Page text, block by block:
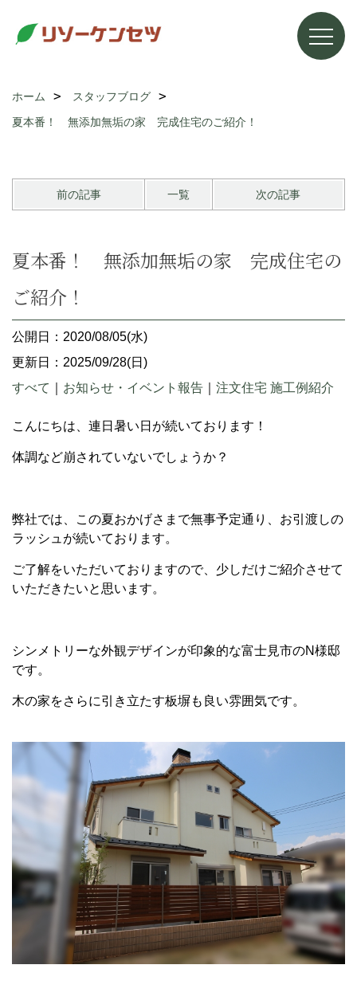
ホーム
スタッフブログ
夏本番！ 無添加無垢の家 完成住宅のご紹介！
前の記事 一覧 次の記事
夏本番！ 無添加無垢の家 完成住宅の
ご紹介！
公開日：2020/08/05(水)
更新日：2025/09/28(日)
すべて
お知らせ・イベント報告 注文住宅 施工例紹介
こんにちは、連日暑い日が続いております！
体調など崩されていないでしょうか？
弊社では、この夏おかげさまで無事予定通り、お引渡しの
ラッシュが続いております。
ご了解をいただいておりますので、少しだけご紹介させて
いただきたいと思います。
シンメトリーな外観デザインが印象的な富士見市のN様邸
です。
木の家をさらに引き立たす板塀も良い雰囲気です。